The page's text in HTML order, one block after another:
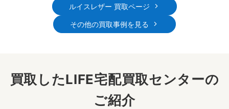
ルイスレザー 買取ページ
その他の買取事例を見る
買取したLIFE宅配買取センターの
ご紹介